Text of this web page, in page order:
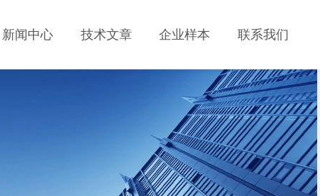
新闻中心 技术文章 企业样本 联系我们